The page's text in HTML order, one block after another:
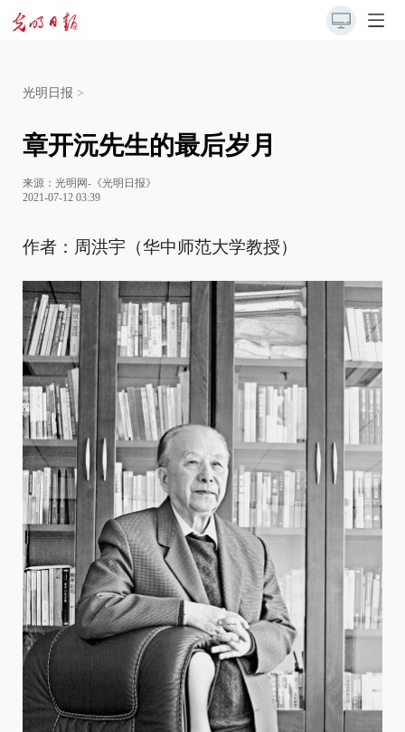
光明日报 >
章开沅先生的最后岁月
来源： 光明网-《光明日报》
2021-07-12 03:39
作者：周洪宇（华中师范大学教授）